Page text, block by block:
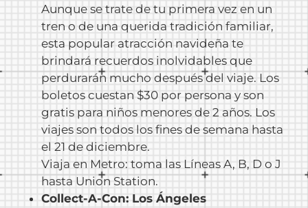
Aunque se trate de tu primera vez en un
tren o de una querida tradición familiar,
esta popular atracción navideña te
brindará recuerdos inolvidables que
perdurarán mucho después del viaje. Los
boletos cuestan $30 por persona y son
gratis para niños menores de 2 años. Los
viajes son todos los fines de semana hasta
el 21 de diciembre.
Viaja en Metro: toma las Líneas A, B, D o J
hasta Union Station.
Collect-A-Con: Los Ángeles